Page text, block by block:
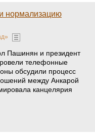
нормализацию
Пашинян и президент
телефонные
обсудили процесс
между Анкарой
канцелярия